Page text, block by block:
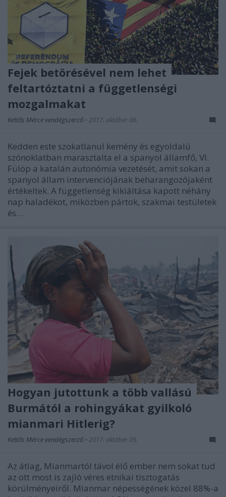
Fejek betörésével nem lehet
feltartóztatni a függetlenségi
mozgalmakat
Kettős Mérce vendégszerző • 2017. október 06.
Kedden este szokatlanul kemény és egyoldalú
szónoklatban marasztalta el a spanyol államfő, VI.
Fülöp a katalán autonómia vezetését, amit sokan a
spanyol állam intervenciójának beharangozójaként
értékeltek. A függetlenség kikiáltása kapott néhány
nap haladékot, miközben pártok, szakmai testületek
és…
Hogyan jutottunk a több vallású
Burmától a rohingyákat gyilkoló
mianmari Hitlerig?
Kettős Mérce vendégszerző • 2017. október 05.
Az átlag, Mianmartól távol élő ember nem sokat tud
az ott most is zajló véres etnikai tisztogatás
körülményeiről. Mianmar népességének közel 88%-a